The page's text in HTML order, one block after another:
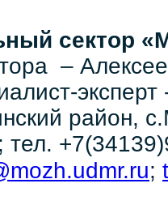
сектор
–
район,
;